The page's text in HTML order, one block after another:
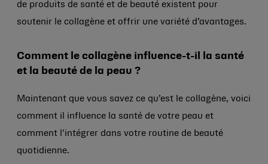
de produits de santé et de beauté existent pour
soutenir le collagène et offrir une variété d’avantages.
Comment le collagène influence-t-il la santé
et la beauté de la peau ?
Maintenant que vous savez ce qu’est le collagène, voici
comment il influence la santé de votre peau et
comment l'intégrer dans votre routine de beauté
quotidienne.